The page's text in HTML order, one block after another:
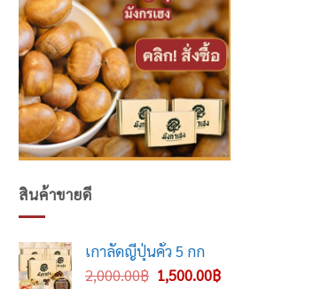
สินค้าขายดี
เกาลัดญี่ปุ่นคั่ว 5 กก
2,000.00฿ Original
1,500.00฿Current